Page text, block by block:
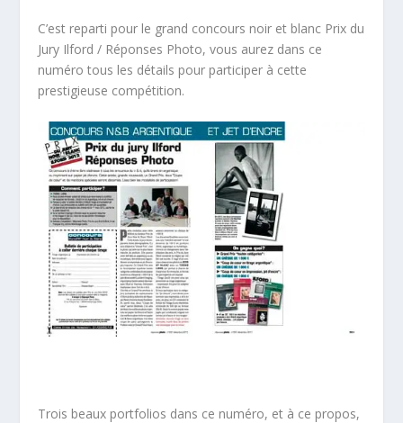
C’est reparti pour le grand concours noir et blanc Prix du
Jury Ilford / Réponses Photo, vous aurez dans ce
numéro tous les détails pour participer à cette
prestigieuse compétition.
Trois beaux portfolios dans ce numéro, et à ce propos,